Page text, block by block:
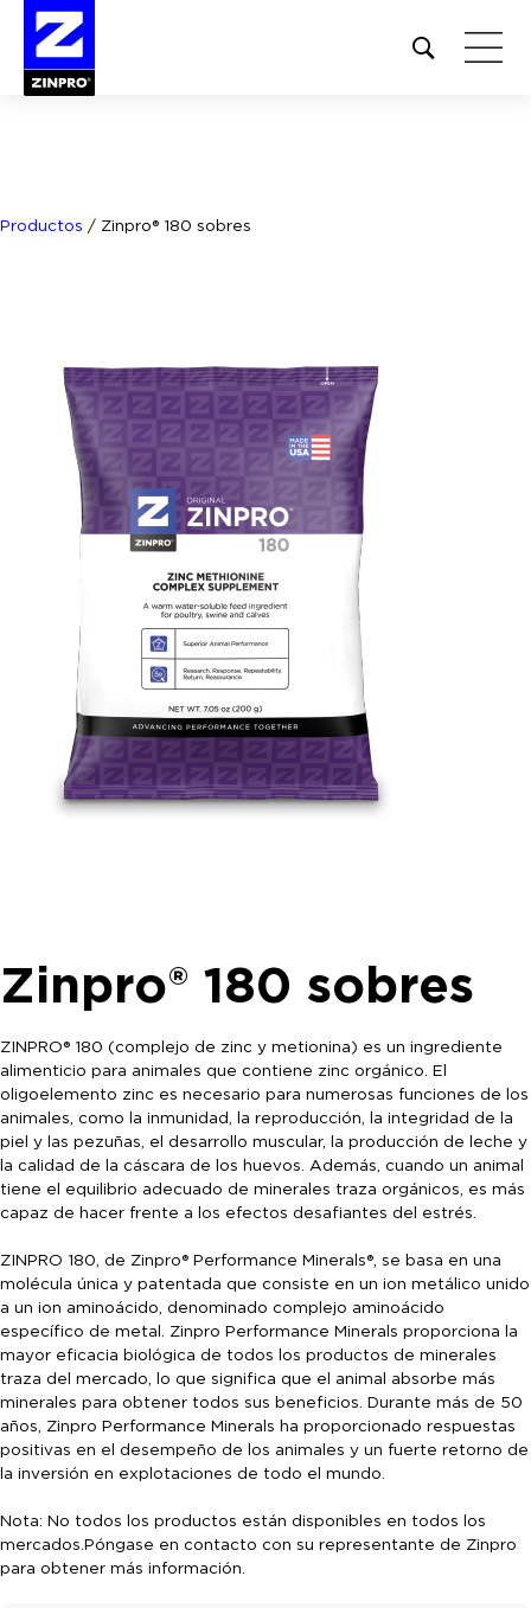
Open
site
Productos / Zinpro® 180 sobres
Zinpro® 180 sobres
ZINPRO® 180 (complejo de zinc y metionina) es un ingrediente
alimenticio para animales que contiene zinc orgánico. El
oligoelemento zinc es necesario para numerosas funciones de los
animales, como la inmunidad, la reproducción, la integridad de la
piel y las pezuñas, el desarrollo muscular, la producción de leche y
la calidad de la cáscara de los huevos. Además, cuando un animal
tiene el equilibrio adecuado de minerales traza orgánicos, es más
capaz de hacer frente a los efectos desafiantes del estrés.
ZINPRO 180, de Zinpro® Performance Minerals®, se basa en una
molécula única y patentada que consiste en un ion metálico unido
a un ion aminoácido, denominado complejo aminoácido
específico de metal. Zinpro Performance Minerals proporciona la
mayor eficacia biológica de todos los productos de minerales
traza del mercado, lo que significa que el animal absorbe más
minerales para obtener todos sus beneficios. Durante más de 50
años, Zinpro Performance Minerals ha proporcionado respuestas
positivas en el desempeño de los animales y un fuerte retorno de
la inversión en explotaciones de todo el mundo.
Nota: No todos los productos están disponibles en todos los
mercados.Póngase en contacto con su representante de Zinpro
para obtener más información